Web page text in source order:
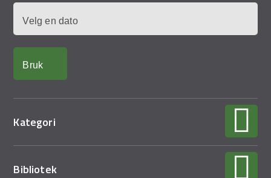
Kategori
Bibliotek